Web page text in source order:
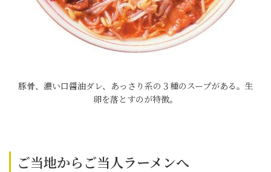
豚骨、濃い口醤油ダレ、あっさり系の３種のスープがある。生
卵を落とすのが特徴。
ご当地からご当人ラーメンへ